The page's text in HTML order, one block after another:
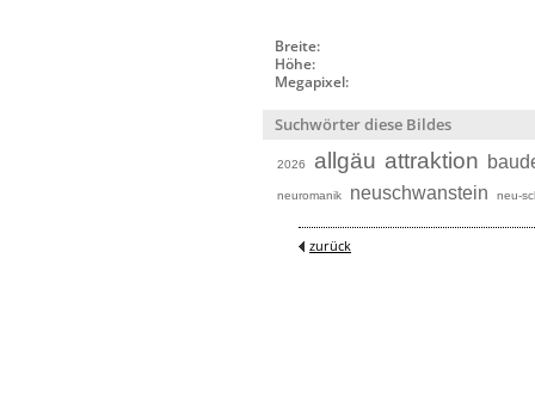
Breite:
Höhe:
Megapixel:
Suchwörter diese Bildes
2026 allgäu attraktion
neuromanik neuschwanstein neu-
zurück